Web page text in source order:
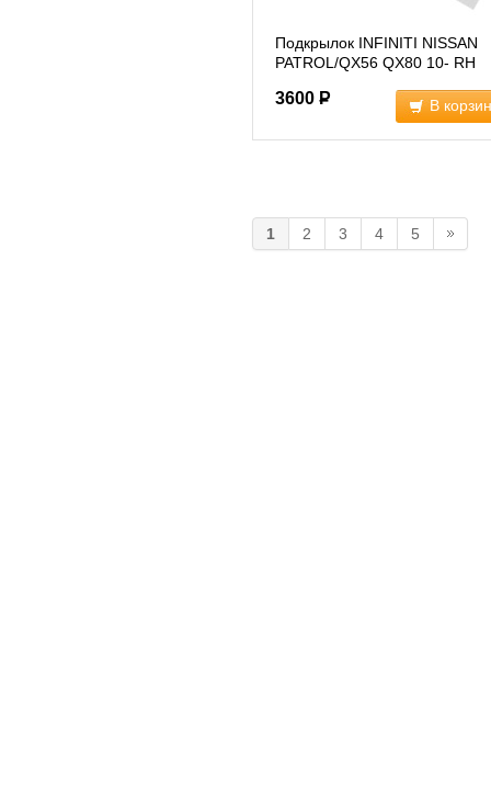
Подкрылок INFINITI NISSAN
PATROL/QX56 QX80 10- RH
3600 Р В
1 2 3 4 5